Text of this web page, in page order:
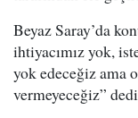
Beyaz Saray’da
ihtiyacımız yok,
yok edeceğiz ama
vermeyeceğiz”